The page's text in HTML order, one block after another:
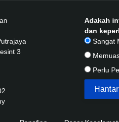
3
Adakah
dan
Sangat
Perlu